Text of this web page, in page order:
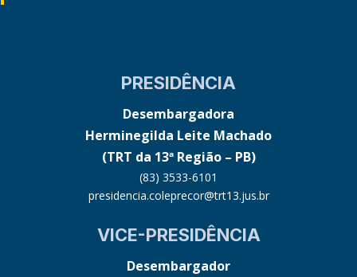
PRESIDÊNCIA
Desembargadora
Herminegilda Leite Machado
(TRT da 13ª Região – PB)
(83) 3533-6101
presidencia.coleprecor@trt13.jus.br
VICE-PRESIDÊNCIA
Desembargador